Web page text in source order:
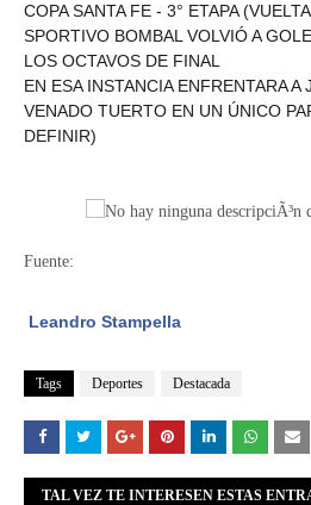
COPA SANTA FE - 3° ETAPA
SPORTIVO BOMBAL VOLVIÓ A
LOS OCTAVOS DE FINAL
EN ESA INSTANCIA ENFRENTARA A
VENADO TUERTO EN UN ÚNICO
DEFINIR)
Fuente:
Leandro Stampella
Tags Deportes Destacada
TAL VEZ TE INTERESEN ESTAS